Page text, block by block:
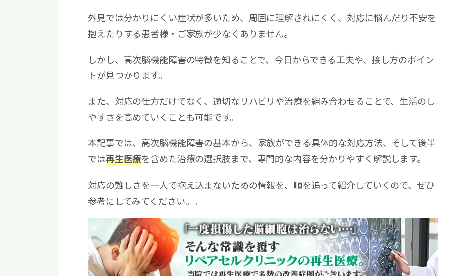
外見では分かりにくい症状が多いため、周囲に理解されにくく、対応に悩んだり不安を
抱えたりする患者様・ご家族が少なくありません。
しかし、高次脳機能障害の特徴を知ることで、今日からできる工夫や、接し方のポイン
トが見つかります。
また、対応の仕方だけでなく、適切なリハビリや治療を組み合わせることで、生活のし
やすさを高めていくことも可能です。
本記事では、高次脳機能障害の基本から、家族ができる具体的な対応方法、そして後半
では再生医療を含めた治療の選択肢まで、専門的な内容を分かりやすく解説します。
対応の難しさを一人で抱え込まないための情報を、順を追って紹介していくので、ぜひ
参考にしてみてください。。